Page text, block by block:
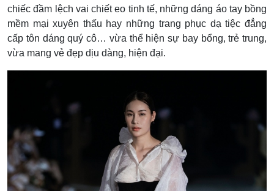
chiếc đầm lệch vai chiết eo tinh tế, những dáng áo tay bồng
mềm mại xuyên thấu hay những trang phục dạ tiệc đẳng
cấp tôn dáng quý cô… vừa thể hiện sự bay bổng, trẻ trung,
vừa mang vẻ đẹp dịu dàng, hiện đại.